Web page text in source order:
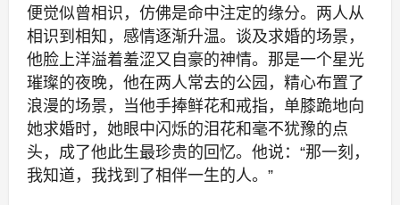
便觉似曾相识，仿佛是命中注定的缘分。两人从
相识到相知，感情逐渐升温。谈及求婚的场景，
他脸上洋溢着羞涩又自豪的神情。那是一个星光
璀璨的夜晚，他在两人常去的公园，精心布置了
浪漫的场景，当他手捧鲜花和戒指，单膝跪地向
她求婚时，她眼中闪烁的泪花和毫不犹豫的点
头，成了他此生最珍贵的回忆。他说：“那一刻，
我知道，我找到了相伴一生的人。”